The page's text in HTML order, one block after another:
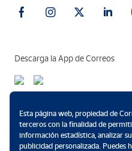
Descarga la App de Correos
Esta página web, propiedad de
terceros con la finalidad de
información estadística, analizar
publicidad personalizada. Puedes